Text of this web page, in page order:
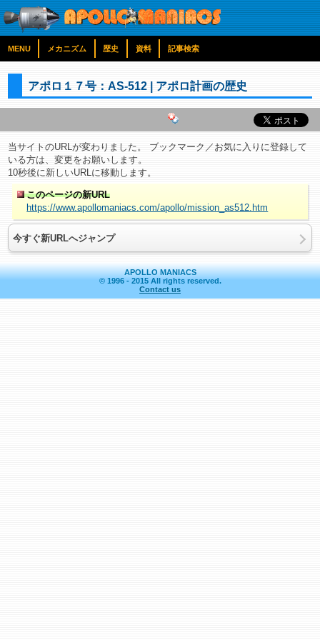
MENU メカニズム 歴史 資料 記事検索
アポロ１７号：AS-512 | アポロ計画の歴史
当サイトのURLが変わりました。 ブックマーク／お気に入りに登録して
いる方は、変更をお願いします。
10秒後に新しいURLに移動します。
このページの新URL
https://www.apollomaniacs.com/apollo/mission_as512.htm
今すぐ新URLへジャンプ
APOLLO MANIACS
© 1996 - 2015 All rights reserved.
Contact us